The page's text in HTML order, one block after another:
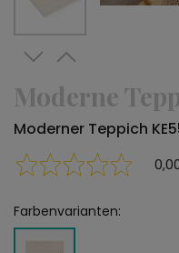
Moderne
Moderner Teppich
Farbenvarianten: